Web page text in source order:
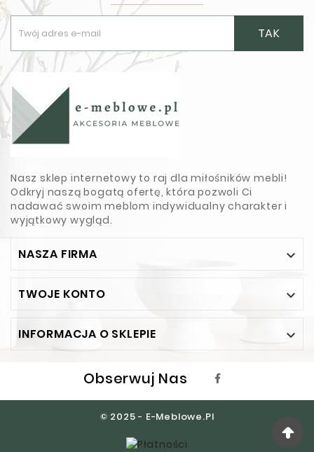
TAK
Nasz sklep internetowy to raj dla miłośników mebli!
Odkryj naszą bogatą ofertę, która pozwoli Ci
nadawać swoim meblom indywidualny charakter i
wyjątkowy wygląd.
NASZA FIRMA 
TWOJE KONTO 
INFORMACJA O SKLEPIE 
Obserwuj Nas
© 2025 - E-Meblowe.pl